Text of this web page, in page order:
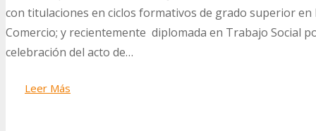
con titulaciones en ciclos formativos de grado superior
Comercio; y recientemente diplomada en Trabajo Social
celebración del acto de…
Leer Más